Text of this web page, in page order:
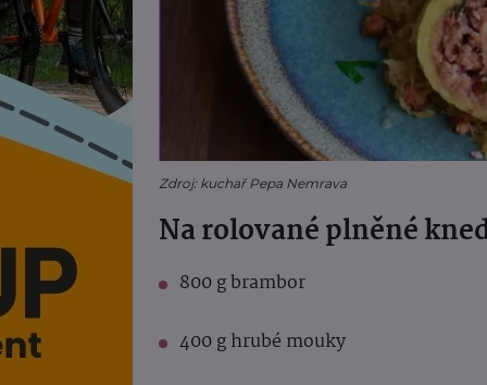
Zdroj: kuchař Pepa Nemrava
Na rolované plněné
800 g brambor
400 g hrubé mouky